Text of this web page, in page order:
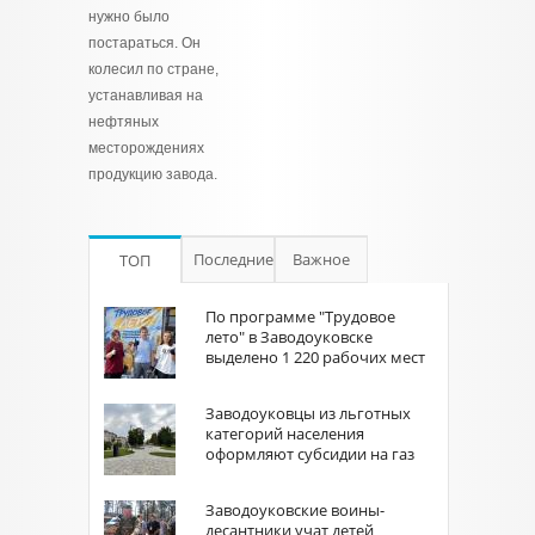
нужно было
постараться. Он
колесил по стране,
устанавливая на
нефтяных
месторождениях
продукцию завода.
ТОП Последние Важное
По программе "Трудовое
лето" в Заводоуковске
выделено 1 220 рабочих мест
Заводоуковцы из льготных
категорий населения
оформляют субсидии на газ
Заводоуковские воины-
десантники учат детей